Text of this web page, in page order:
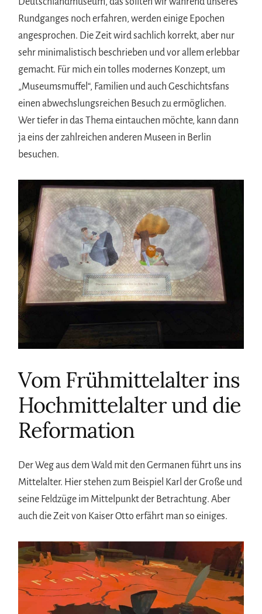
Rundganges noch erfahren, werden einige Epochen
angesprochen. Die Zeit wird sachlich korrekt, aber nur
sehr minimalistisch beschrieben und vor allem erlebbar
gemacht. Für mich ein tolles modernes Konzept, um
„Museumsmuffel“, Familien und auch Geschichtsfans
einen abwechslungsreichen Besuch zu ermöglichen.
Wer tiefer in das Thema eintauchen möchte, kann dann
ja eins der zahlreichen anderen Museen in Berlin
besuchen.
Vom Frühmittelalter ins
Hochmittelalter und die
Reformation
Der Weg aus dem Wald mit den Germanen führt uns ins
Mittelalter. Hier stehen zum Beispiel Karl der Große und
seine Feldzüge im Mittelpunkt der Betrachtung. Aber
auch die Zeit von Kaiser Otto erfährt man so einiges.